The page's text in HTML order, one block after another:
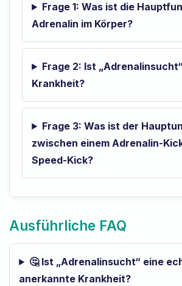
Frage 1: Was ist die
Adrenalin im Körper?
Frage 2: Ist
Krankheit?
Frage 3: Was ist der
zwischen einem Adrenalin-
Speed-Kick?
Ausführliche FAQ
🤔 Ist „Adrenalinsucht“ eine
anerkannte Krankheit?